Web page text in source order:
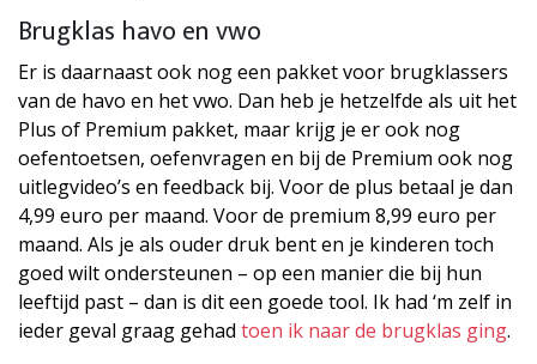
Brugklas havo en vwo
Er is daarnaast ook nog een pakket voor brugklassers
van de havo en het vwo. Dan heb je hetzelfde als uit het
Plus of Premium pakket, maar krijg je er ook nog
oefentoetsen, oefenvragen en bij de Premium ook nog
uitlegvideo’s en feedback bij. Voor de plus betaal je dan
4,99 euro per maand. Voor de premium 8,99 euro per
maand. Als je als ouder druk bent en je kinderen toch
goed wilt ondersteunen – op een manier die bij hun
leeftijd past – dan is dit een goede tool. Ik had ‘m zelf in
ieder geval graag gehad toen ik naar de brugklas ging.